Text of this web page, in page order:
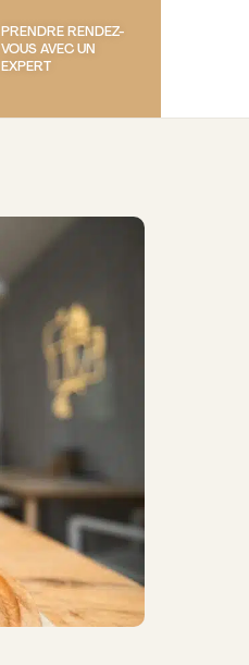
PRENDRE RENDEZ-
VOUS AVEC UN
EXPERT